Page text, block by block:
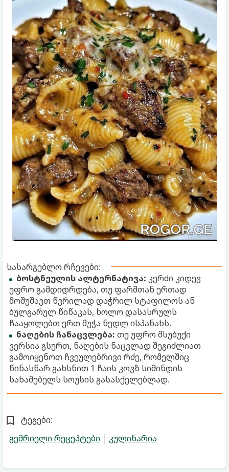
სასარგებლო რჩევები:
ბოსტნეულის ალტერნატივა: კერძი კიდევ
უფრო გამდიდრდება, თუ ფარშთან ერთად
მოშუშავთ წვრილად დაჭრილ სტაფილოს ან
ბულგარულ წიწაკას, ხოლო დასასრულს
ჩააყოლებთ ერთ მუჭა ნედლ ისპანახს.
ნაღების ჩანაცვლება: თუ უფრო მსუბუქი
ვერსია გსურთ, ნაღების ნაცვლად შეგიძლიათ
გამოიყენოთ ჩვეულებრივი რძე, რომელშიც
წინასწარ გახსნით 1 ჩაის კოვზ სიმინდის
სახამებელს სოუსის გასასქელებლად.
ტეგები:
გემრიელი რეცეპტები
კულინარია